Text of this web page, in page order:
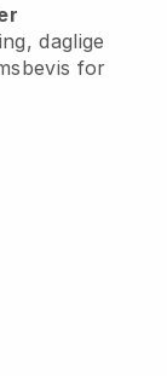
daglige
for